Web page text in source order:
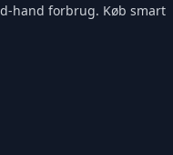
hand forbrug. Køb smart